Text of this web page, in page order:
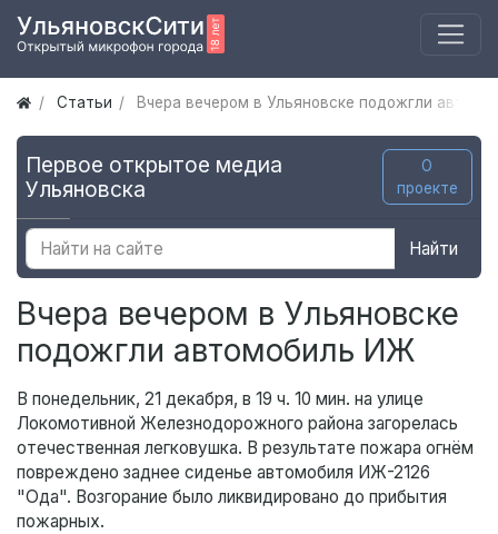
Статьи Вчера вечером в Ульяновске подожгли
Первое открытое медиа
Ульяновска
О
проекте
Найти
Вчера вечером в Ульяновске
подожгли автомобиль ИЖ
В понедельник, 21 декабря, в 19 ч. 10 мин. на улице
Локомотивной Железнодорожного района загорелась
отечественная легковушка. В результате пожара огнём
повреждено заднее сиденье автомобиля ИЖ-2126
"Ода". Возгорание было ликвидировано до прибытия
пожарных.